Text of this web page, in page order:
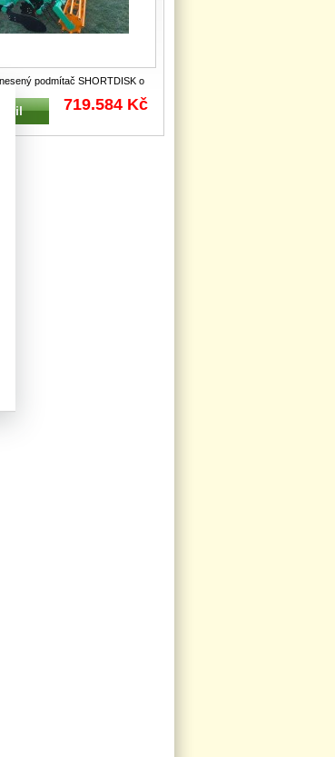
podmítač SHORTDISK o
záběru 5 m typ SD 5H s
719.584 Kč